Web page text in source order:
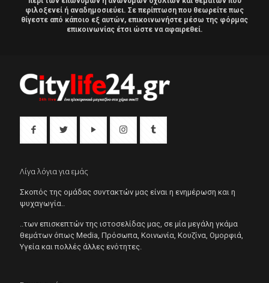
φιλοξενεί ή αναδημοσιεύει. Σε περίπτωση που θεωρείτε πως
θίγεστε από κάποιο εξ αυτών, επικοινωνήστε μέσω της φόρμας
επικοινωνίας έτσι ώστε να αφαιρεθεί.
Λίγα λόγια για εμάς
Σκοπός της ομάδας συντακτών μας είναι η ενημέρωση και η
ψυχαγωγία..
..των επισκεπτών της ιστοσελίδας μας, σε μία μεγάλη γκάμα
θεμάτων όπως Μedia, Πρόσωπα, Κοινωνία, Κουζίνα, Ομορφιά,
Υγεία και πολλές άλλες ενότητες.